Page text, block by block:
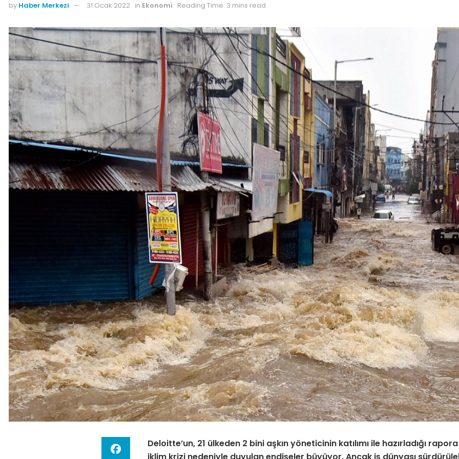
by Haber Merkezi 31 Ocak 2022 in Ekonomi Reading Time: 3 mins read
Deloitte’un, 21 ülkeden 2 bini aşkın yöneticinin katılımı ile hazırladığı
iklim krizi nedeniyle duyulan endişeler büyüyor. Ancak iş dünyası